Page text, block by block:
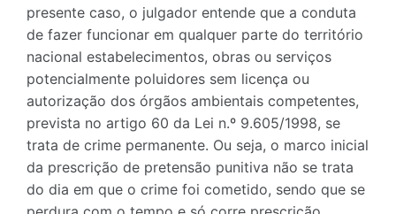
presente caso, o julgador entende que a conduta
de fazer funcionar em qualquer parte do território
nacional estabelecimentos, obras ou serviços
potencialmente poluidores sem licença ou
autorização dos órgãos ambientais competentes,
prevista no artigo 60 da Lei n.º 9.605/1998, se
trata de crime permanente. Ou seja, o marco inicial
da prescrição de pretensão punitiva não se trata
do dia em que o crime foi cometido, sendo que se